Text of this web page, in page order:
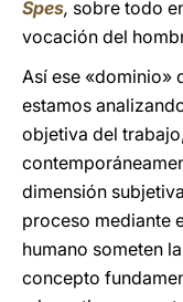
Spes, sobre todo
vocación del
Así ese «dominio»
estamos
objetiva del
dimensión
proceso mediante
humano someten
concepto